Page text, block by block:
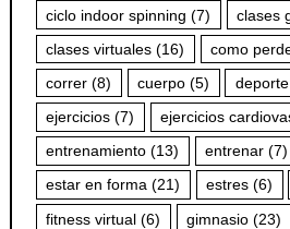
ciclo indoor spinning (7) clases
clases virtuales (16) como
correr (8) cuerpo (5) deporte
ejercicios (7) ejercicios
entrenamiento (13) entrenar (7)
estar en forma (21) estres (6)
fitness virtual (6) gimnasio (23)